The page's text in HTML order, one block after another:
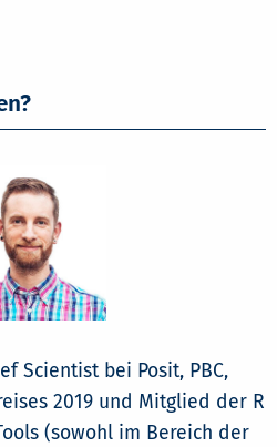
Scientist bei Posit, PBC,
2019 und Mitglied der R
(sowohl im Bereich der